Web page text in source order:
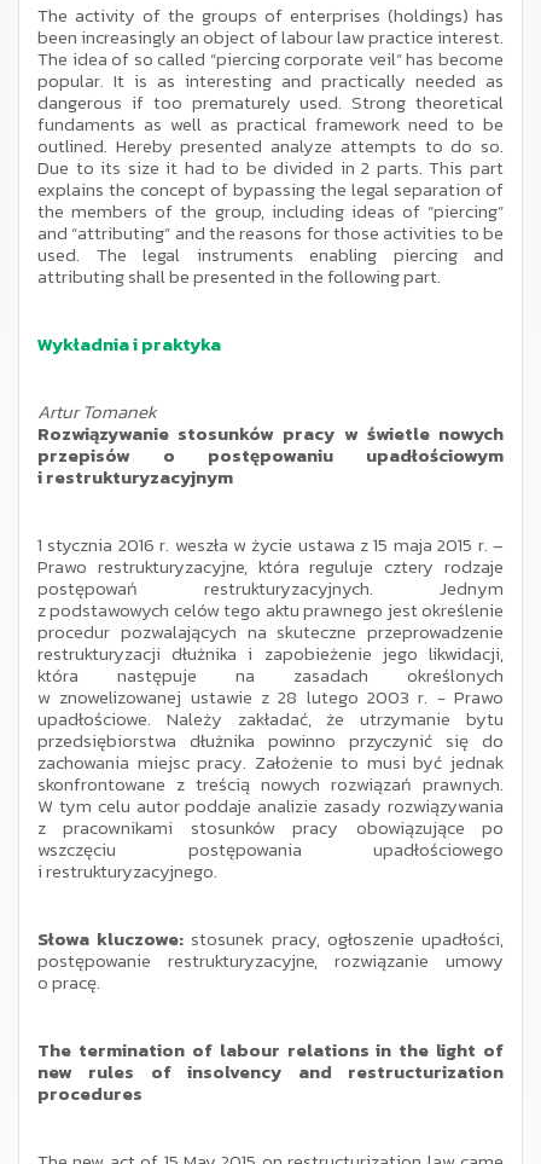
The activity of the groups of enterprises (holdings) has
been increasingly an object of labour law practice interest.
The idea of so called “piercing corporate veil” has become
popular. It is as interesting and practically needed as
dangerous if too prematurely used. Strong theoretical
fundaments as well as practical framework need to be
outlined. Hereby presented analyze attempts to do so.
Due to its size it had to be divided in 2 parts. This part
explains the concept of bypassing the legal separation of
the members of the group, including ideas of “piercing”
and “attributing” and the reasons for those activities to be
used. The legal instruments enabling piercing and
attributing shall be presented in the following part.
Wykładnia i praktyka
Artur Tomanek
Rozwiązywanie stosunków pracy w świetle nowych
przepisów o postępowaniu upadłościowym
i restrukturyzacyjnym
1 stycznia 2016 r. weszła w życie ustawa z 15 maja 2015 r. –
Prawo restrukturyzacyjne, która reguluje cztery rodzaje
postępowań restrukturyzacyjnych. Jednym
z podstawowych celów tego aktu prawnego jest określenie
procedur pozwalających na skuteczne przeprowadzenie
restrukturyzacji dłużnika i zapobieżenie jego likwidacji,
która następuje na zasadach określonych
w znowelizowanej ustawie z 28 lutego 2003 r. - Prawo
upadłościowe. Należy zakładać, że utrzymanie bytu
przedsiębiorstwa dłużnika powinno przyczynić się do
zachowania miejsc pracy. Założenie to musi być jednak
skonfrontowane z treścią nowych rozwiązań prawnych.
W tym celu autor poddaje analizie zasady rozwiązywania
z pracownikami stosunków pracy obowiązujące po
wszczęciu postępowania upadłościowego
i restrukturyzacyjnego.
Słowa kluczowe: stosunek pracy, ogłoszenie upadłości,
postępowanie restrukturyzacyjne, rozwiązanie umowy
o pracę.
The termination of labour relations in the light of
new rules of insolvency and restructurization
procedures